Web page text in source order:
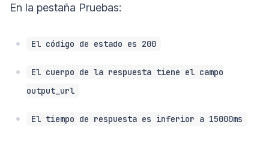
En la pestaña Pruebas:
El código de estado es 200
El cuerpo de la respuesta tiene el campo
output_url
El tiempo de respuesta es inferior a 15000ms